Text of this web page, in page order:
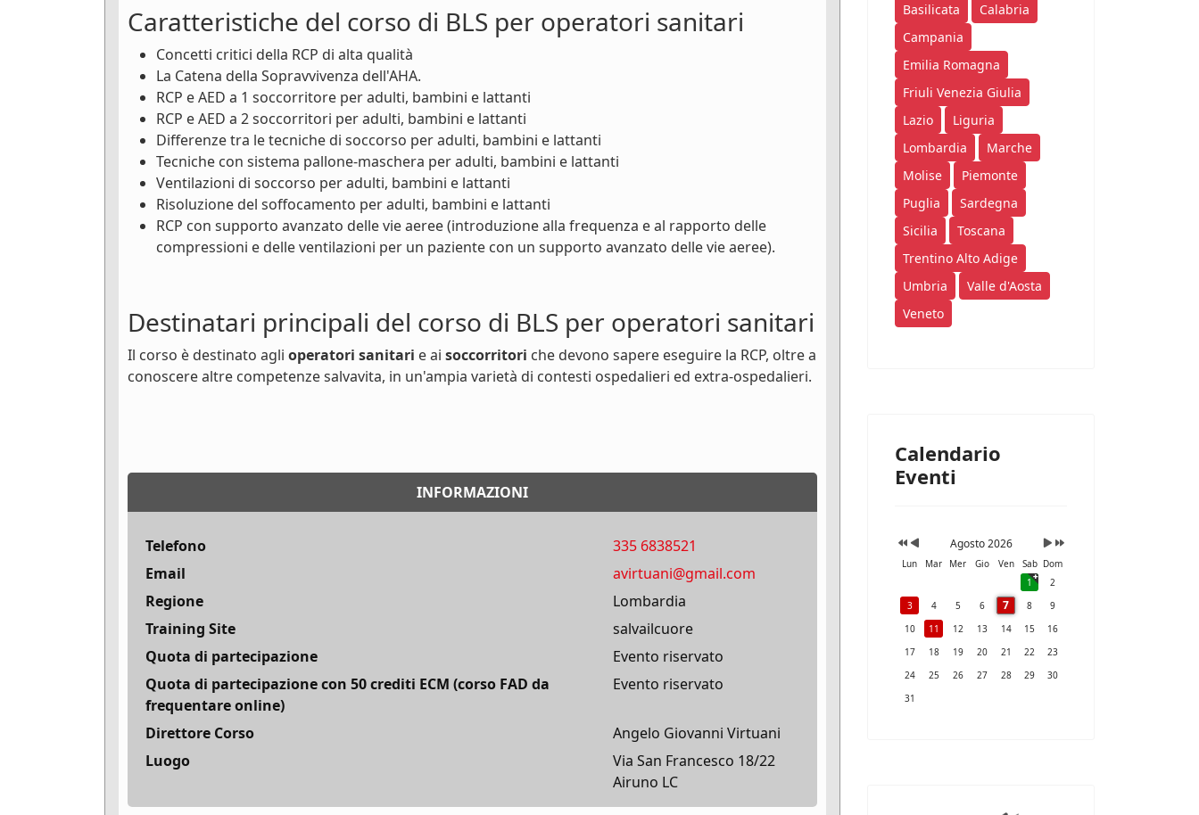
Caratteristiche del corso di BLS per operatori sanitari
Concetti critici della RCP di alta qualità
La Catena della Sopravvivenza dell'AHA.
RCP e AED a 1 soccorritore per adulti, bambini e lattanti
RCP e AED a 2 soccorritori per adulti, bambini e lattanti
Differenze tra le tecniche di soccorso per adulti, bambini e lattanti
Tecniche con sistema pallone-maschera per adulti, bambini e lattanti
Ventilazioni di soccorso per adulti, bambini e lattanti
Risoluzione del soffocamento per adulti, bambini e lattanti
RCP con supporto avanzato delle vie aeree (introduzione alla frequenza e al rapporto delle
compressioni e delle ventilazioni per un paziente con un supporto avanzato delle vie aeree).
Destinatari principali del corso di BLS per operatori sanitari
Il corso è destinato agli operatori sanitari e ai soccorritori che devono sapere eseguire la RCP, oltre a
conoscere altre competenze salvavita, in un'ampia varietà di contesti ospedalieri ed extra-ospedalieri.
INFORMAZIONI
Telefono
335 6838521
Email
avirtuani@gmail.com
Regione
Lombardia
Training Site
salvailcuore
Quota di partecipazione
Evento riservato
Quota di partecipazione con 50 crediti ECM (corso FAD da
frequentare online)
Evento riservato
Direttore Corso
Angelo Giovanni Virtuani
Luogo
Via San Francesco 18/22
Airuno LC
Basilicata
Calabria
Campania
Emilia Romagna
Friuli Venezia Giulia
Lazio
Liguria
Lombardia
Marche
Molise
Piemonte
Puglia
Sardegna
Sicilia
Toscana
Trentino Alto Adige
Umbria
Valle d'Aosta
Veneto
Calendario
Eventi
Agosto 2026
Lun Mar Mer Gio Ven Sab Dom
1
2
3
4 5 6 7 8
9
10
11 12 13 14 15
16
17
18 19 20 21 22
23
24
25 26 27 28 29
30
31